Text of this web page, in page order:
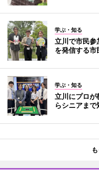
学ぶ・知る
立川で市民
を発信する市
学ぶ・知る
立川にプロ
らシニアまで